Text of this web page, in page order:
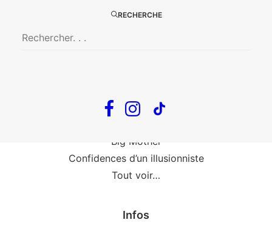
RECHERCHE
Le goût de la framboise
Big Mother
Confidences d’un illusionniste
Tout voir…
Infos